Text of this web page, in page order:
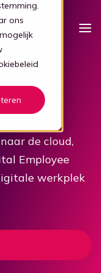
ons
Workspace
Blog
de cloud,
Employee
werkplek